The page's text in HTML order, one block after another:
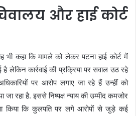
और हाई कोर्ट
भी कहा कि मामले को लेकर पटना हाई कोर्ट में
है लेकिन कार्रवाई की प्रक्रिया पर सवाल उठ रहे
पर आरोप लगाए जा रहे हैं उन्हीं को
जा रहा है. इससे निष्पक्ष न्याय की उम्मीद कमजोर
किया कि कुलपति पर लगे आरोपों से जुड़े कई